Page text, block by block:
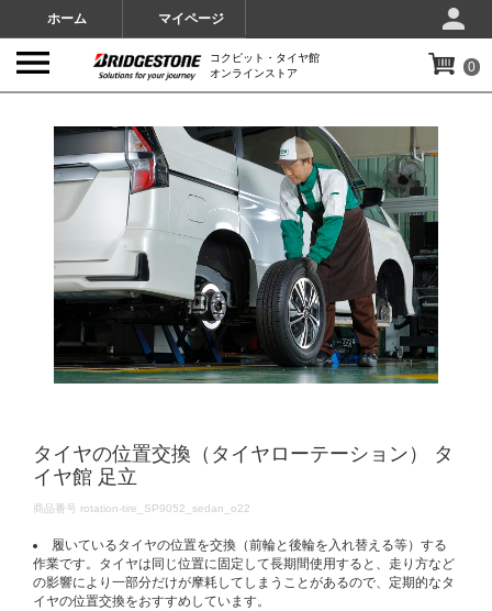
ホーム マイページ
コクピット・タイヤ館
オンラインストア
0
タイヤの位置交換（タイヤローテーション） タ
イヤ館 足立
DETAILS
商品番号 rotation-tire_SP9052_sedan_o22
履いているタイヤの位置を交換（前輪と後輪を入れ替える等）する
作業です。タイヤは同じ位置に固定して長期間使用すると、走り方など
の影響により一部分だけが摩耗してしまうことがあるので、定期的なタ
イヤの位置交換をおすすめしています。